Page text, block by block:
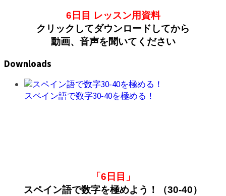
6日目 レッスン用資料
クリックしてダウンロードしてから
動画、音声を聞いてください
Downloads
スペイン語で数字30-40を極める！
「6日目」
スペイン語で数字を極めよう！（30-40）